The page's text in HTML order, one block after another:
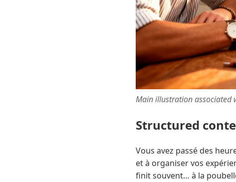
Main illustration associated
Structured
Vous avez passé des
et à organiser vos
finit souvent… à la